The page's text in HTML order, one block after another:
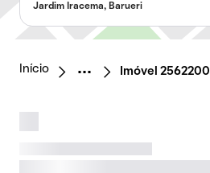
Jardim Iracema, Barueri
Início Imóvel 2562200